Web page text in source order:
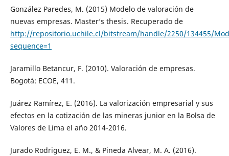
González Paredes, M. (2015) Modelo de valoración de
nuevas empresas. Master’s thesis. Recuperado de
http://repositorio.uchile.cl/bitstream/handle/2250/134455/
sequence=1
Jaramillo Betancur, F. (2010). Valoración de empresas.
Bogotá: ECOE, 411.
Juárez Ramírez, E. (2016). La valorización empresarial y sus
efectos en la cotización de las mineras junior en la Bolsa de
Valores de Lima el año 2014-2016.
Jurado Rodriguez, E. M., & Pineda Alvear, M. A. (2016).